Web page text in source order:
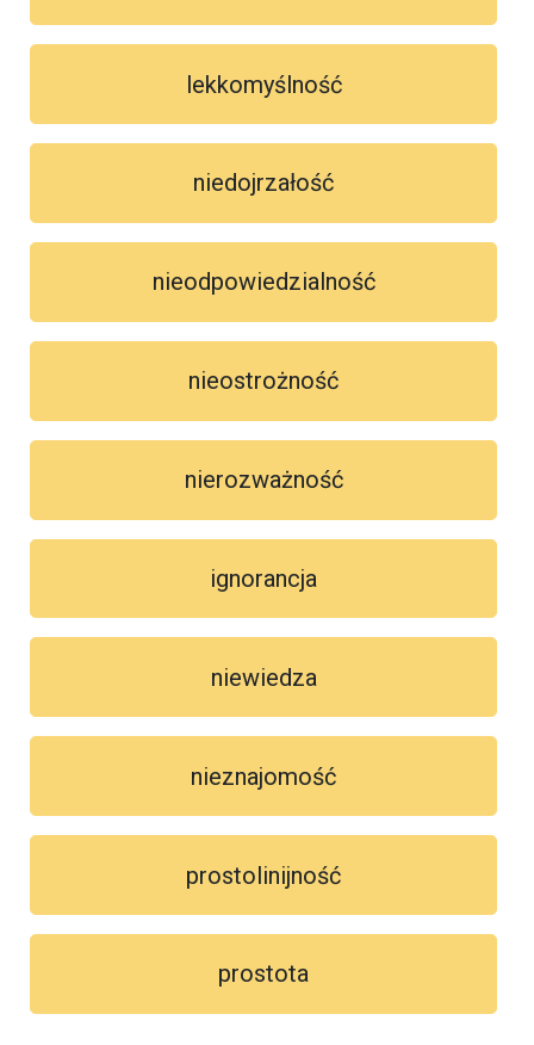
lekkomyślność
niedojrzałość
nieodpowiedzialność
nieostrożność
nierozważność
ignorancja
niewiedza
nieznajomość
prostolinijność
prostota